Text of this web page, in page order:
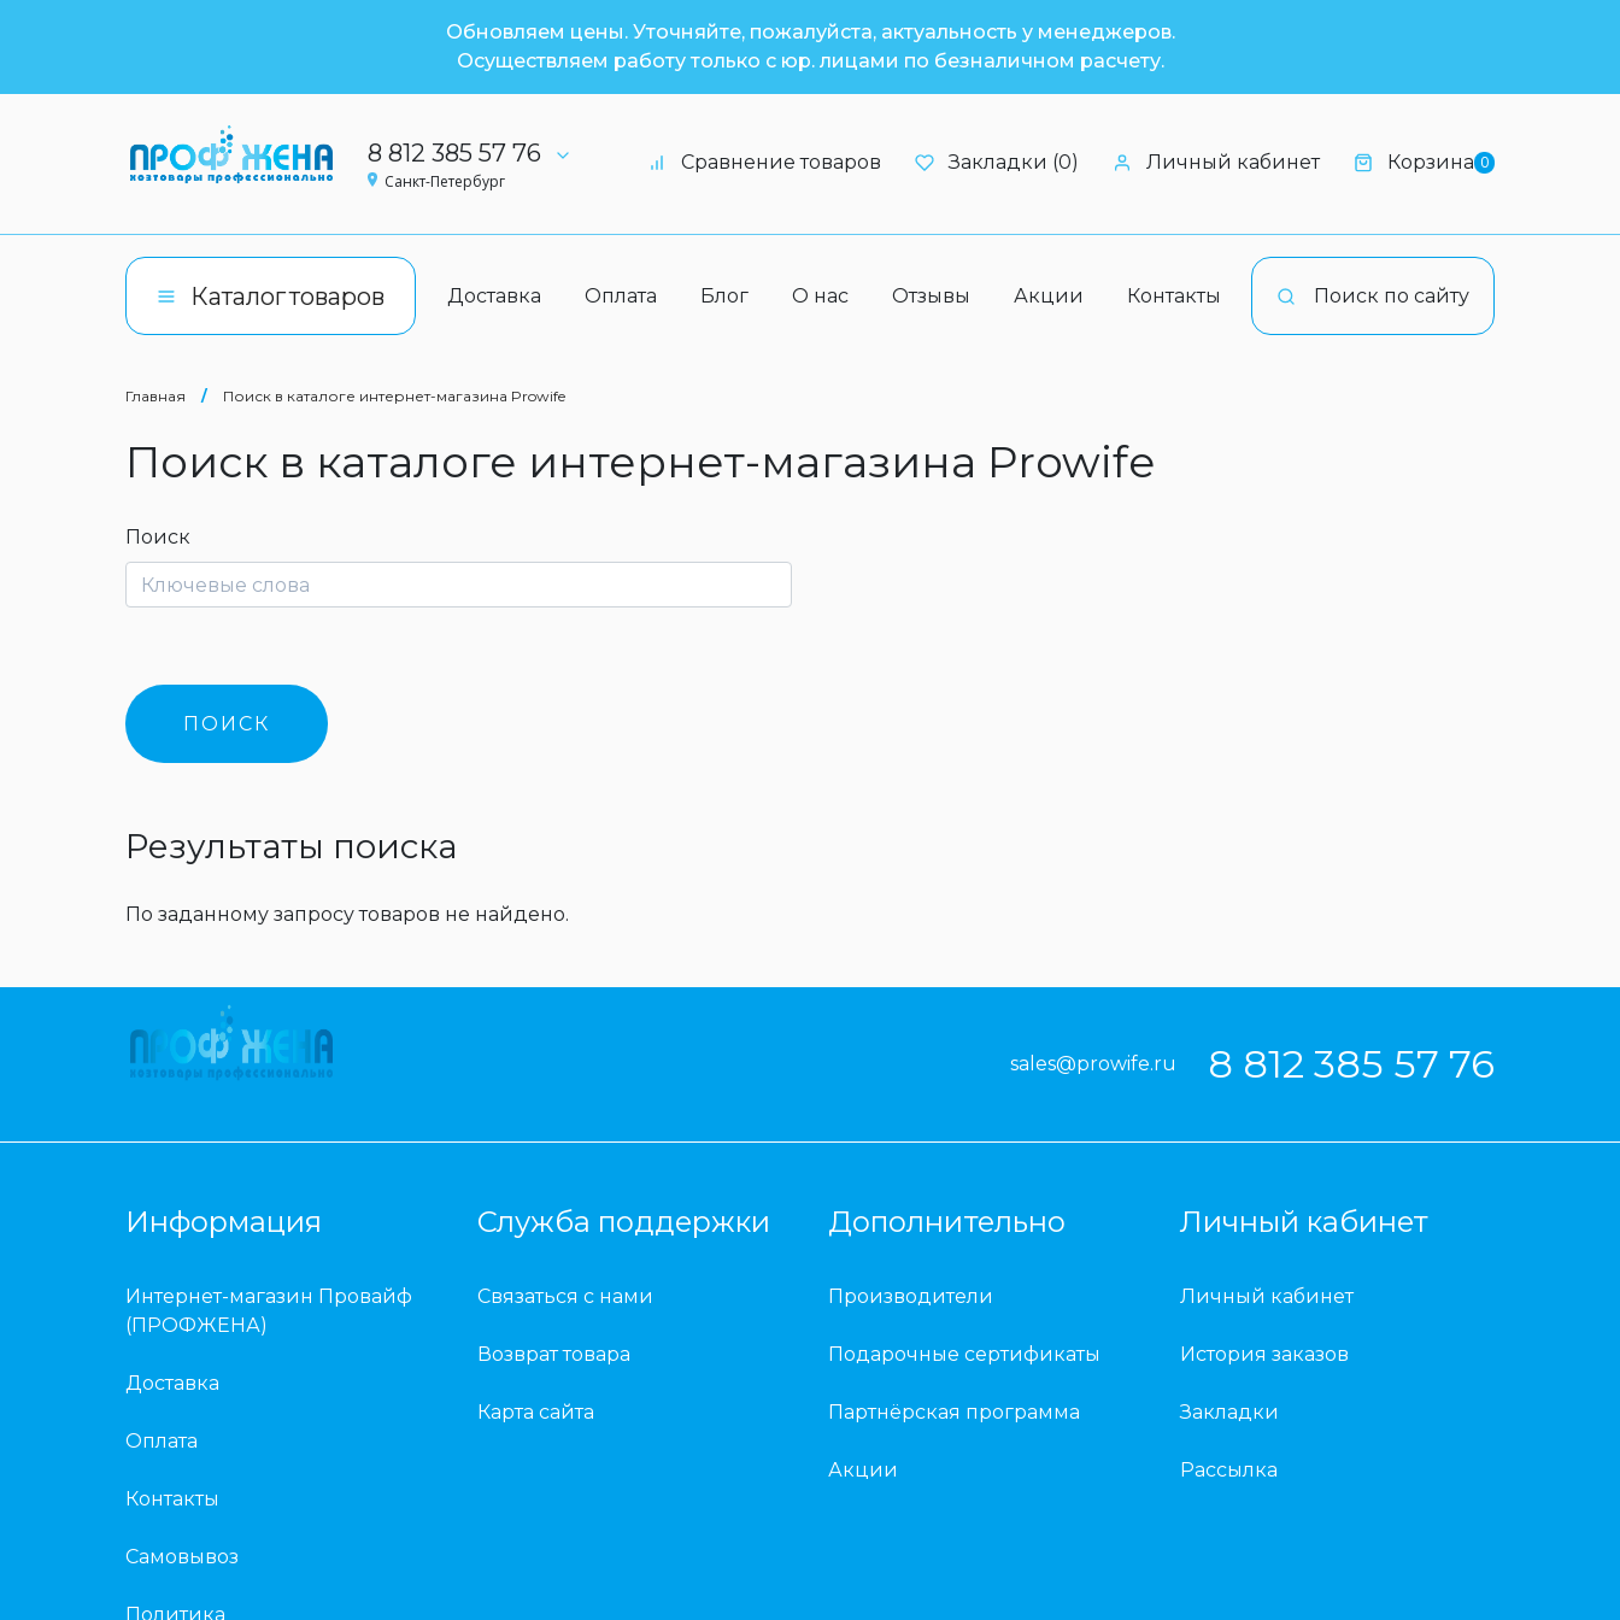
Обновляем цены. Уточняйте, пожалуйста, актуальность у менеджеров.
Осуществляем работу только с юр. лицами по безналичном расчету.
8 812 385 57 76
Санкт-Петербург
Сравнение товаров Закладки (0) Личный кабинет Корзина 0
Поиск по сайту
Каталогтоваров Доставка Оплата Блог О нас Отзывы Акции Контакты
Главная / Поиск в каталоге интернет-магазина Prowife
Поиск в каталоге интернет-магазина Prowife
Поиск
Результаты поиска
По заданному запросу товаров не найдено.
sales@prowife.ru 8 812 385 57 76
Информация
Интернет-магазин Провайф
(ПРОФЖЕНА)
Доставка
Оплата
Контакты
Самовывоз
Политика
Служба поддержки
Связаться с нами
Возврат товара
Карта сайта
Дополнительно
Производители
Подарочные сертификаты
Партнёрская программа
Акции
Личный кабинет
Личный кабинет
История заказов
Закладки
Рассылка